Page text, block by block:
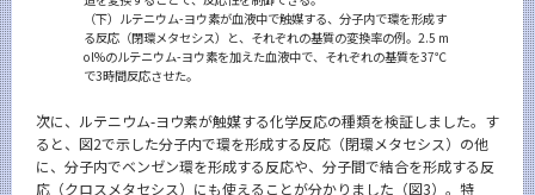
（下）ルテニウム-ヨウ素が血液中で触媒する、分子内で環を形成す
る反応（閉環メタセシス）と、それぞれの基質の変換率の例。2.5 m
ol%のルテニウム-ヨウ素を加えた血液中で、それぞれの基質を37℃
で3時間反応させた。
次に、ルテニウム-ヨウ素が触媒する化学反応の種類を検証しました。す
ると、図2で示した分子内で環を形成する反応（閉環メタセシス）の他
に、分子内でベンゼン環を形成する反応や、分子間で結合を形成する反
応（クロスメタセシス）にも使えることが分かりました（図3）。特